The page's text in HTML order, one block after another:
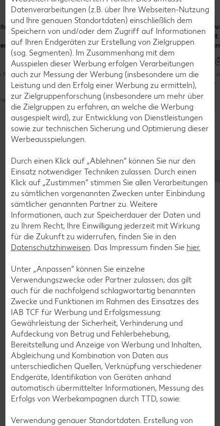
15 Minuten
Vegetarisch
Raupenbrot
mit Snack-
Gemüse
Bis zu 30 Minuten
Unkompliziert
Salat mit
Geflügelmortadella
auf Krustenbrot
Bis zu 15 Minuten
Unkompliziert
mit
Bis
Noch mehr Rezepte entdecken
Zurück zum Lebensmittellexikon
Weitere interessante Artikel
Sonnenblumenkernbrot
Wie bei allen Vollkornprodukten besteht auch
ganze Korn enthält. Es schmeckt besonders gut pur.
Datenverarbeitungen (z.B. über Ihre Webseiten-Nutzung
und Ihre genauen Standortdaten) einschließlich dem
Speichern von und/oder dem Zugriff auf Informationen
auf Ihren Endgeräten zur Erstellung von Zielgruppen
(sog. Segmenten). Im Zusammenhang mit dem
Ausspielen dieser Werbung erfolgen Verarbeitungen
auch zur Messung der Werbung (insbesondere um die
Leistung und den Erfolg einer Werbung zu ermitteln),
zur Zielgruppenforschung (insbesondere um mehr über
die Zielgruppen zu erfahren, an welche die Werbung
ausgespielt wird), zur Entwicklung von Dienstleistungen
sowie zur technischen Sicherung und Optimierung dieser
Werbeausspielungen.
Durch einen Klick auf „Ablehnen“ können Sie nur den
Einsatz notwendiger Techniken zulassen. Durch einen
Klick auf „Zustimmen“ stimmen Sie allen Verarbeitungen
zu sämtlichen vorgenannten Zwecken unter Einbindung
sämtlicher genannten Partner zu. Weitere
Informationen, auch zur Speicherdauer der Daten und
zu Ihrem Recht, Ihre Einwilligung jederzeit mit Wirkung
für die Zukunft zu widerrufen, finden Sie in den
Datenschutzhinweisen. Das Impressum finden Sie hier.
Unter „Anpassen“ können Sie einzelne
Verwendungszwecke oder Partner zulassen; das gilt
auch für die nachfolgend schlagwortartig benannten
Zwecke und Funktionen im Rahmen des Einsatzes des
IAB TCF für Werbung und Erfolgsmessung:
Gewährleistung der Sicherheit, Verhinderung und
Aufdeckung von Betrug und Fehlerbehebung,
Bereitstellung und Anzeige von Werbung und Inhalten,
Abgleichung und Kombination von Daten aus
unterschiedlichen Quellen, Verknüpfung verschiedener
Endgeräte, Identifikation von Geräten anhand
automatisch übermittelter Informationen, Messung des
Erfolgs von Werbekampagnen durch TTD, sowie:
Verwendung genauer Standortdaten. Erstellung von